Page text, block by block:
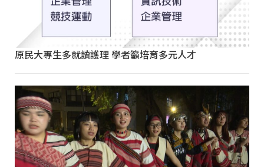
原民大專生多就讀護理 學者籲培育多元人才